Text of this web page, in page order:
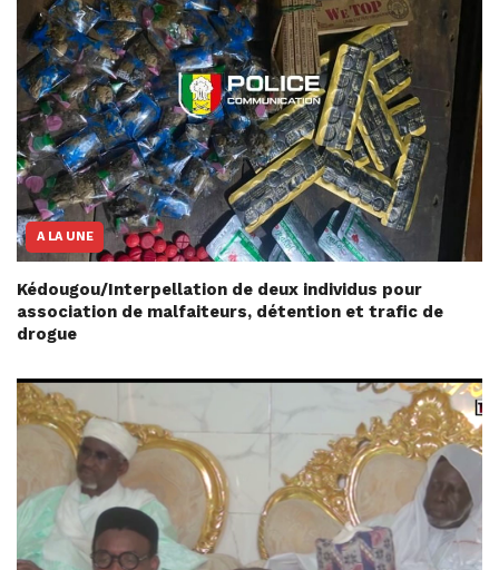
A LA UNE
Kédougou/Interpellation de deux individus pour
association de malfaiteurs, détention et trafic de
drogue